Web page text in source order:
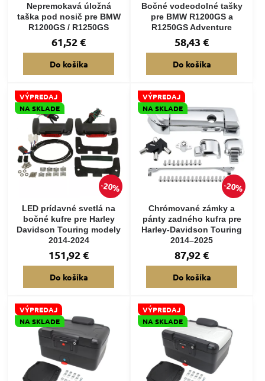
Nepremokavá úložná
taška pod nosič pre BMW
R1200GS / R1250GS
61,52 €
Do košíka
Bočné vodeodolné tašky
pre BMW R1200GS a
R1250GS Adventure
58,43 €
Do košíka
20%
VÝPREDAJ
NA SKLADE
LED prídavné svetlá na
bočné kufre pre Harley
Davidson Touring modely
2014-2024
151,92 €
Do košíka
20%
VÝPREDAJ
NA SKLADE
Chrómované zámky a
pánty zadného kufra pre
Harley-Davidson Touring
2014–2025
87,92 €
Do košíka
VÝPREDAJ
NA SKLADE
VÝPREDAJ
NA SKLADE